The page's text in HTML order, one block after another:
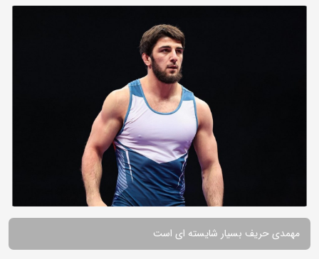
مهمدی حریف بسیار شایسته ای است